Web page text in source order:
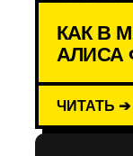
КАК В
АЛИСА
ЧИТАТЬ ➔